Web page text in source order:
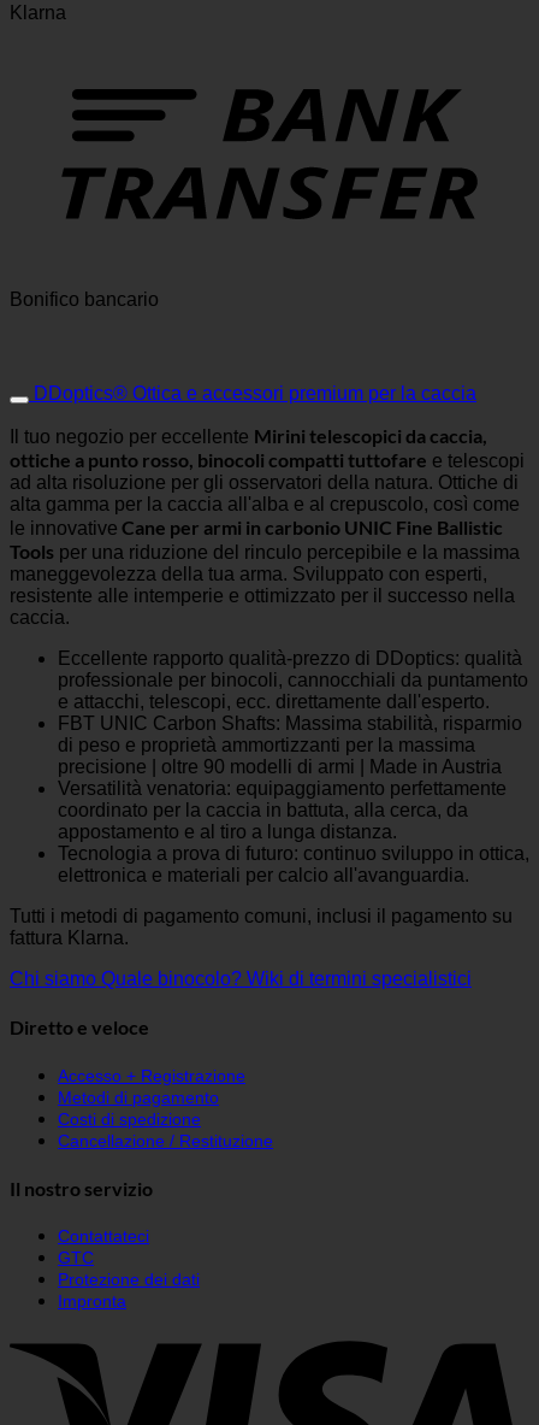
Klarna
Bonifico bancario
DDoptics® Ottica e accessori premium per la caccia
Il tuo negozio per eccellente Mirini telescopici da caccia,
ottiche a punto rosso, binocoli compatti tuttofare e telescopi
ad alta risoluzione per gli osservatori della natura. Ottiche di
alta gamma per la caccia all'alba e al crepuscolo, così come
le innovative Cane per armi in carbonio UNIC Fine Ballistic
Tools per una riduzione del rinculo percepibile e la massima
maneggevolezza della tua arma. Sviluppato con esperti,
resistente alle intemperie e ottimizzato per il successo nella
caccia.
Eccellente rapporto qualità-prezzo di DDoptics: qualità
professionale per binocoli, cannocchiali da puntamento
e attacchi, telescopi, ecc. direttamente dall'esperto.
FBT UNIC Carbon Shafts: Massima stabilità, risparmio
di peso e proprietà ammortizzanti per la massima
precisione | oltre 90 modelli di armi | Made in Austria
Versatilità venatoria: equipaggiamento perfettamente
coordinato per la caccia in battuta, alla cerca, da
appostamento e al tiro a lunga distanza.
Tecnologia a prova di futuro: continuo sviluppo in ottica,
elettronica e materiali per calcio all'avanguardia.
Tutti i metodi di pagamento comuni, inclusi il pagamento su
fattura Klarna.
Chi siamo Quale binocolo? Wiki di termini specialistici
Diretto e veloce
Accesso + Registrazione
Metodi di pagamento
Costi di spedizione
Cancellazione / Restituzione
Il nostro servizio
Contattateci
GTC
Protezione dei dati
Impronta